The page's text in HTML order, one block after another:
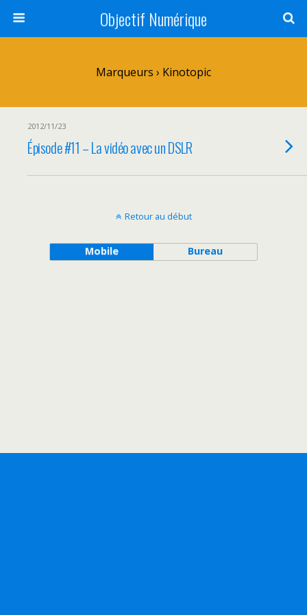
Objectif Numérique
Marqueurs › Kinotopic
2012/11/23
Épisode #11 – La vidéo avec un DSLR
Retour au début
Mobile Bureau